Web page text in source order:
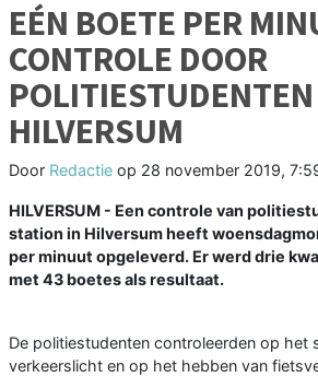
EÉN BOETE PER
CONTROLE DOOR
HILVERSUM
Door Redactie op 28 november 2019,
HILVERSUM - Een controle van
station in Hilversum heeft
per minuut opgeleverd. Er werd drie
met 43 boetes als resultaat.
De politiestudenten controleerden op
verkeerslicht en op het hebben van